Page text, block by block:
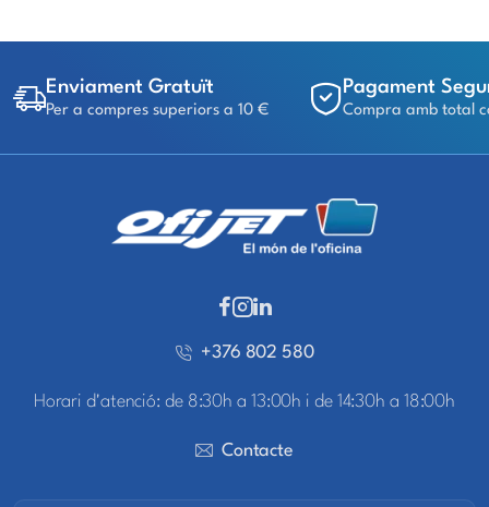
Enviament Gratuït
Per a compres superiors a 10 €
Pagament
Compra amb total
+376 802 580
Horari d'atenció: de 8:30h a 13:00h i de 14:30h a 18:00h
Contacte